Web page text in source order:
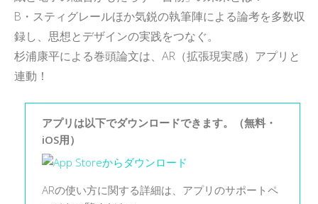
記号論のフロンティア」特設ペ
ージ
B・スティグレールほか気鋭の執筆陣による論考を多数収
録し、思想とデザインの実践をつなぐ。
杉浦康平による巻頭論文は、AR（拡張現実感）アプリと
連動！
アプリは以下でダウンロードできます。（無料・
iOS用）
ARの使い方に関する詳細は、アプリのサポートペ